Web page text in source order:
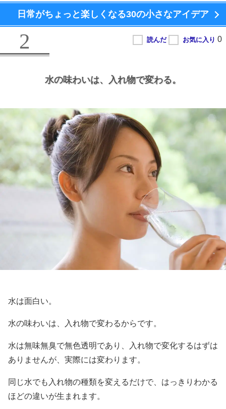
日常がちょっと楽しくなる30の小さなアイデア
2
水の味わいは、 入れ物で変わる。
水は面白い。
水の味わいは、入れ物で変わるからです。
水は無味無臭で無色透明であり、入れ物で変化するはずは
ありませんが、実際には変わります。
同じ水でも入れ物の種類を変えるだけで、はっきりわかる
ほどの違いが生まれます。